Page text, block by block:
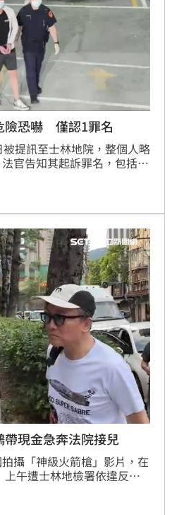
險恐嚇 僅認1罪名
提訊至士林地院，整個人略
官告知其起訴罪名，包括7
住處查扣2把鑑定具殺傷力
餘罪名全面否認。合議庭審
、主要證據均已保全，滅證
定孫安佐以100萬元交保。
現金急奔法院接兒
攝「神級火箭槍」影片，在
午遭士林地檢署依違反槍
制住居、出境出海；不能跟